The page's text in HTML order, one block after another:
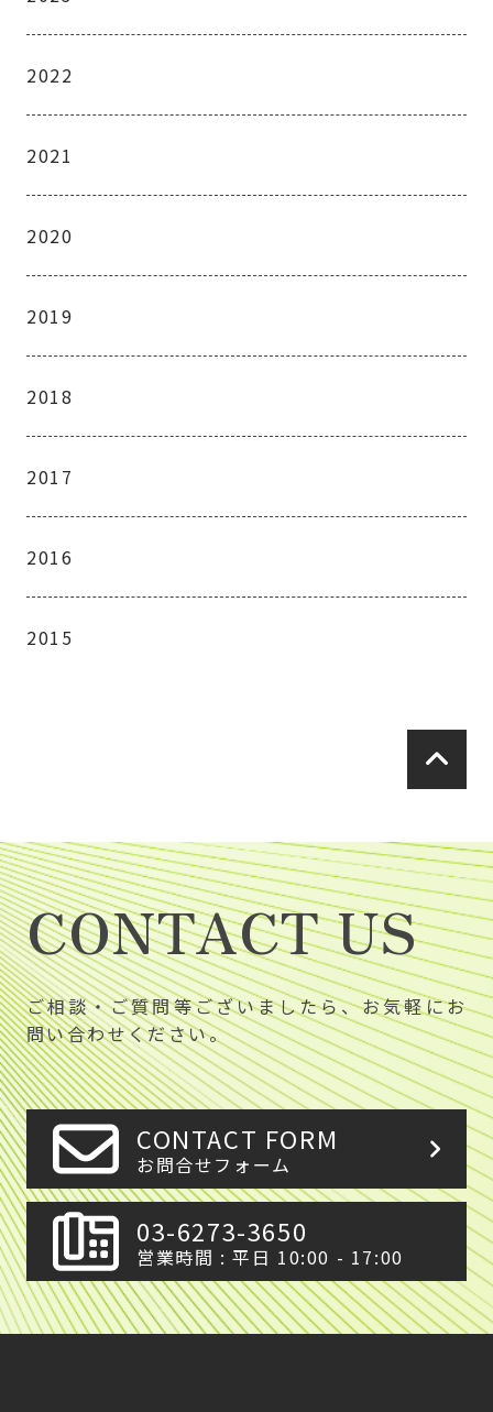
2022
2021
2020
2019
2018
2017
2016
2015
CONTACT US
ご相談・ご質問等ございましたら、お気軽にお
問い合わせください。
CONTACT FORM
お問合せフォーム
03-6273-3650
営業時間 : 平日 10:00 - 17:00